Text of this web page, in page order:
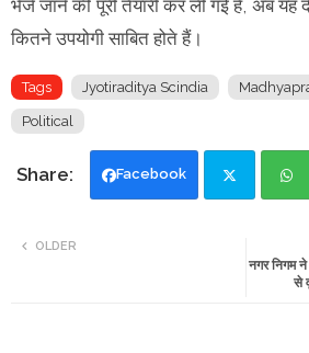
भेजे जाने की पूरी तैयारी कर ली गई है, अब यह
कितने उपयोगी साबित होते हैं।
Tags Jyotiraditya Scindia
Political
Facebook
ats
नगर निगम
से
OLDER